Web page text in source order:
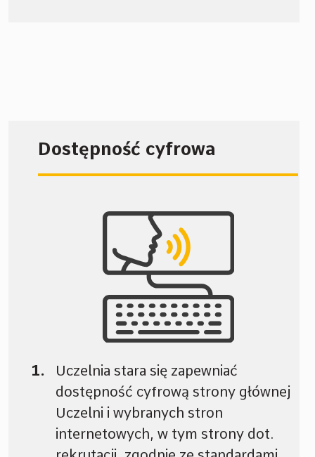
Dostępność cyfrowa
Uczelnia stara się zapewniać
dostępność cyfrową strony głównej
Uczelni i wybranych stron
internetowych, w tym strony dot.